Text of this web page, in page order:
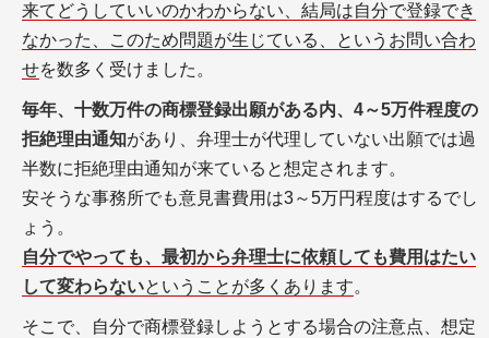
来てどうしていいのかわからない、結局は自分で登録でき
なかった、このため問題が生じている、というお問い合わ
せを数多く受けました。
毎年、十数万件の商標登録出願がある内、4～5万件程度の
拒絶理由通知があり、弁理士が代理していない出願では過
半数に拒絶理由通知が来ていると想定されます。
安そうな事務所でも意見書費用は3～5万円程度はするでし
ょう。
自分でやっても、最初から弁理士に依頼しても費用はたい
して変わらないということが多くあります。
そこで、自分で商標登録しようとする場合の注意点、想定